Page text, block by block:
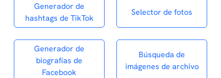
Generador de
hashtags de TikTok
Selector de fotos
Generador de
biografías de
Facebook
Búsqueda de
imágenes de archivo